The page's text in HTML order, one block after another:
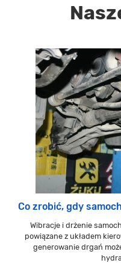
Co zrobić, gdy
Wibracje i drżenie
powiązane z układem
generowanie drgań